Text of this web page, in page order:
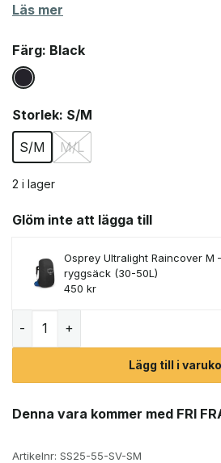
Läs mer
Färg: Black
Storlek: S/M
S/M
M/L
2 i lager
Glöm inte att lägga till
Osprey Ultralight Raincover M
ryggsäck (30-50L)
450 kr
Lägg till i
Denna vara kommer med FRI
Artikelnr: SS25-55-SV-SM